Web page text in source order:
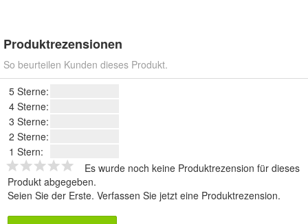
Produktrezensionen
So beurteilen Kunden dieses Produkt.
5 Sterne:
4 Sterne:
3 Sterne:
2 Sterne:
1 Stern:
Es wurde noch keine Produktrezension für dieses
Produkt abgegeben.
Seien Sie der Erste. Verfassen Sie jetzt eine Produktrezension.